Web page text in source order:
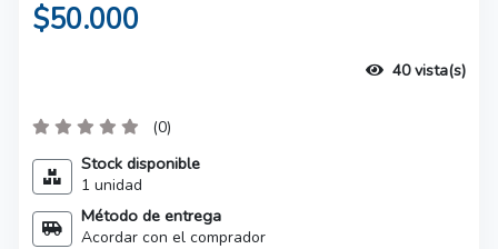
$50.000
40 vista(s)
(0)
Stock disponible
1 unidad
Método de entrega
Acordar con el comprador